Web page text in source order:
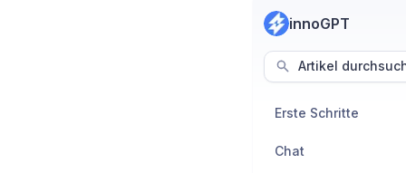
innoGPT
Artikel
Erste Schritte
Chat